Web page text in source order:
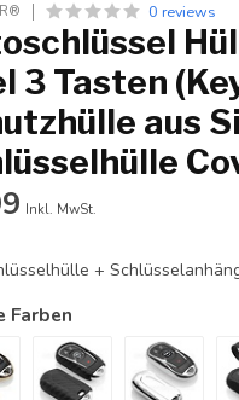
0 reviews
3 Tasten
aus
Inkl. MwSt.
+
Farben